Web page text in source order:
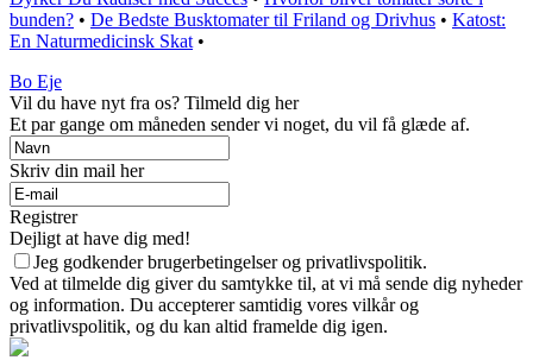
bunden? • De Bedste Busktomater til Friland og Drivhus • Katost:
En Naturmedicinsk Skat •
Bo Eje
Vil du have nyt fra os? Tilmeld dig her
Et par gange om måneden sender vi noget, du vil få glæde af.
Skriv din mail her
Registrer
Dejligt at have dig med!
Jeg godkender brugerbetingelser og privatlivspolitik.
Ved at tilmelde dig giver du samtykke til, at vi må sende dig nyheder
og information. Du accepterer samtidig vores vilkår og
privatlivspolitik, og du kan altid framelde dig igen.